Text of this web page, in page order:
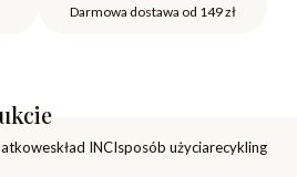
Darmowa dostawa od 149 zł
skład INCIsposób użyciarecykling